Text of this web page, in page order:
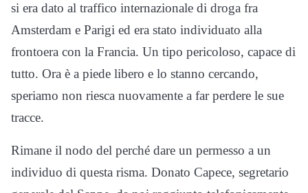
si era dato al traffico internazionale di droga fra
Amsterdam e Parigi ed era stato individuato alla
frontoera con la Francia. Un tipo pericoloso, capace di
tutto. Ora è a piede libero e lo stanno cercando,
speriamo non riesca nuovamente a far perdere le sue
tracce.
Rimane il nodo del perché dare un permesso a un
individuo di questa risma. Donato Capece, segretario